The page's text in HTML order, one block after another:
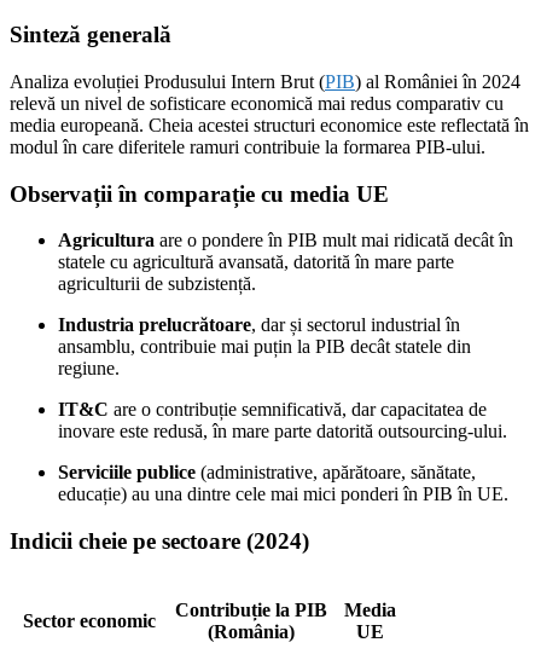
Sinteză generală
Analiza evoluției Produsului Intern Brut (PIB) al României în 2024
relevă un nivel de sofisticare economică mai redus comparativ cu
media europeană. Cheia acestei structuri economice este reflectată în
modul în care diferitele ramuri contribuie la formarea PIB-ului.
Observații în comparație cu media UE
Agricultura are o pondere în PIB mult mai ridicată decât în
statele cu agricultură avansată, datorită în mare parte
agriculturii de subzistență.
Industria prelucrătoare, dar și sectorul industrial în
ansamblu, contribuie mai puțin la PIB decât statele din
regiune.
IT&C are o contribuție semnificativă, dar capacitatea de
inovare este redusă, în mare parte datorită outsourcing-ului.
Serviciile publice (administrative, apărătoare, sănătate,
educație) au una dintre cele mai mici ponderi în PIB în UE.
Indicii cheie pe sectoare (2024)
Sector economic
Contribuție la PIB
(România)
Media
UE